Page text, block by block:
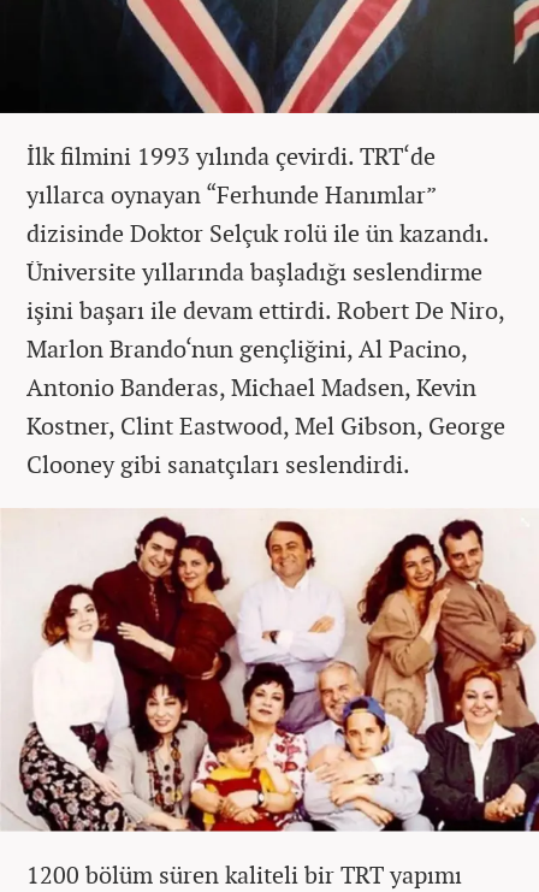
İlk filmini 1993 yılında çevirdi. TRT‘de
yıllarca oynayan “Ferhunde Hanımlar”
dizisinde Doktor Selçuk rolü ile ün kazandı.
Üniversite yıllarında başladığı seslendirme
işini başarı ile devam ettirdi. Robert De Niro,
Marlon Brando‘nun gençliğini, Al Pacino,
Antonio Banderas, Michael Madsen, Kevin
Kostner, Clint Eastwood, Mel Gibson, George
Clooney gibi sanatçıları seslendirdi.
1200 bölüm süren kaliteli bir TRT yapımı